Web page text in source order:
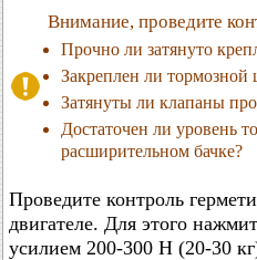
Внимание, проведите
Прочно ли затянуто
Закреплен ли тормозной
Затянуты ли клапаны
Достаточен ли уровень
расширительном бачке?
Проведите контроль
двигателе. Для этого
усилием 200-300 Н (20-30